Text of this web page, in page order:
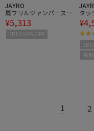
JAYRO
肩フリルジャンパースカ
ート
¥5,313
2BUY10%OFF
タッ
接
1 2